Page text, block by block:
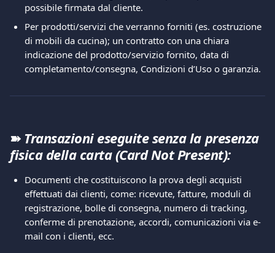
possibile firmata dal cliente.
Per prodotti/servizi che verranno forniti (es. costruzione
di mobili da cucina); un contratto con una chiara
indicazione del prodotto/servizio fornito, data di
completamento/consegna, Condizioni d’Uso o garanzia.
➽ Transazioni eseguite senza la presenza
fisica della carta (Card Not Present):
Documenti che costituiscono la prova degli acquisti
effettuati dai clienti, come: ricevute, fatture, moduli di
registrazione, bolle di consegna, numero di tracking,
conferme di prenotazione, accordi, comunicazioni via e-
mail con i clienti, ecc.